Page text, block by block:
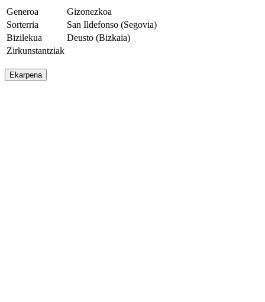
Generoa
Gizonezkoa
Sorterria
San Ildefonso (Segovia)
Bizilekua
Deusto (Bizkaia)
Zirkunstantziak